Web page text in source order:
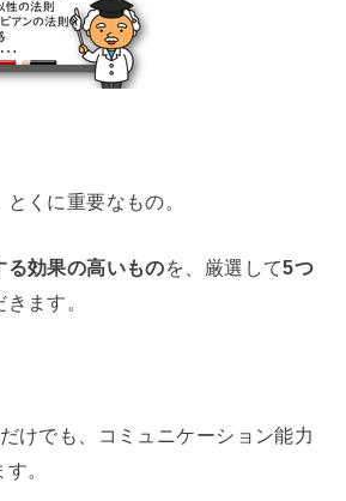
くに重要なもの。
る効果の高いものを、厳選して5つ
ます。
けでも、コミュニケーション能力
。